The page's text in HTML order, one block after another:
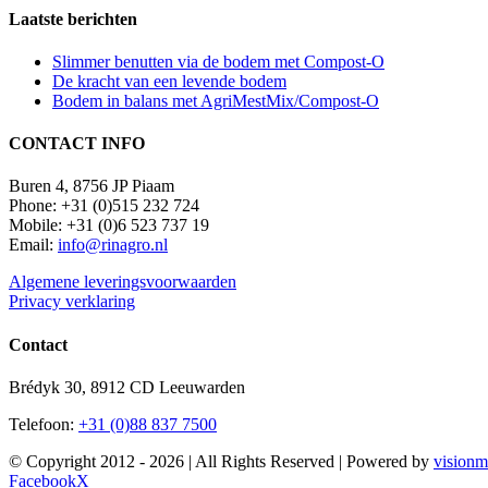
Laatste berichten
Slimmer benutten via de bodem met Compost-O
De kracht van een levende bodem
Bodem in balans met AgriMestMix/Compost-O
CONTACT INFO
Buren 4, 8756 JP Piaam
Phone: +31 (0)515 232 724
Mobile: +31 (0)6 523 737 19
Email: info@rinagro.nl
Algemene leveringsvoorwaarden
Privacy verklaring
Contact
Brédyk 30, 8912 CD Leeuwarden
Telefoon: +31 (0)88 837 7500
© Copyright 2012 - 2026 | All Rights Reserved | Powered by
FacebookX